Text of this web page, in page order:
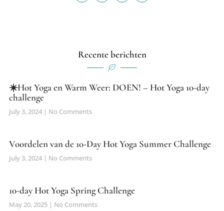
Recente berichten
☀️Hot Yoga en Warm Weer: DOEN! – Hot Yoga 10-day
challenge
July 3, 2024 No Comments
Voordelen van de 10-Day Hot Yoga Summer Challenge
July 3, 2024 No Comments
10-day Hot Yoga Spring Challenge
May 20, 2025 No Comments